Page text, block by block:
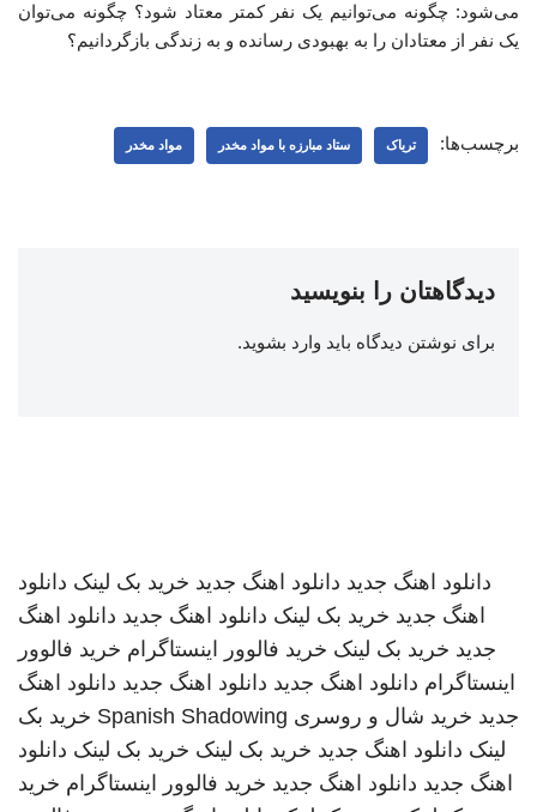
می‌شود: چگونه می‌توانیم یک نفر کمتر معتاد شود؟ چگونه می‌توان
یک نفر از معتادان را به بهبودی رسانده و به زندگی بازگردانیم؟
برچسب‌ها: تریاک ستاد مبارزه با مواد مخدر مواد مخدر
دیدگاهتان را بنویسید
برای نوشتن دیدگاه باید وارد بشوید.
دانلود اهنگ جدید دانلود اهنگ جدید خرید بک لینک دانلود
اهنگ جدید خرید بک لینک دانلود اهنگ جدید دانلود اهنگ
جدید خرید بک لینک خرید فالوور اینستاگرام خرید فالوور
اینستاگرام دانلود اهنگ جدید دانلود اهنگ جدید دانلود اهنگ
جدید خرید شال و روسری Spanish Shadowing خرید بک
لینک دانلود اهنگ جدید خرید بک لینک خرید بک لینک دانلود
اهنگ جدید دانلود اهنگ جدید خرید فالوور اینستاگرام خرید